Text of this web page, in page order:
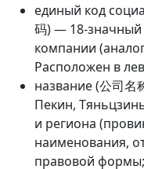
единый код
码) — 18-
компании
Расположен в
название (公司
Пекин,
и региона
наименования,
правовой формы;